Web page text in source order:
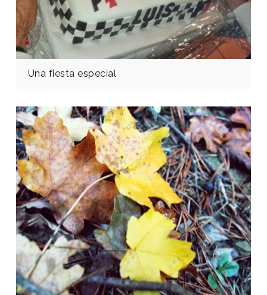
Una fiesta especial